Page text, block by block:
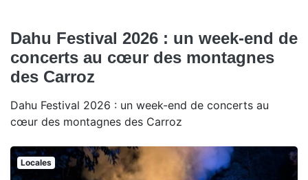
Dahu Festival 2026 : un week-end de
concerts au cœur des montagnes
des Carroz
Dahu Festival 2026 : un week-end de concerts au
cœur des montagnes des Carroz
Locales